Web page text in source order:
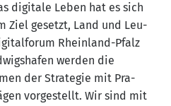
digi­ta­le Leben hat es sich
Ziel gesetzt, Land und Leu­
Rhein­land-Pfalz
wer­den die
der Stra­te­gie mit Pra­
vor­ge­stellt. Wir sind mit